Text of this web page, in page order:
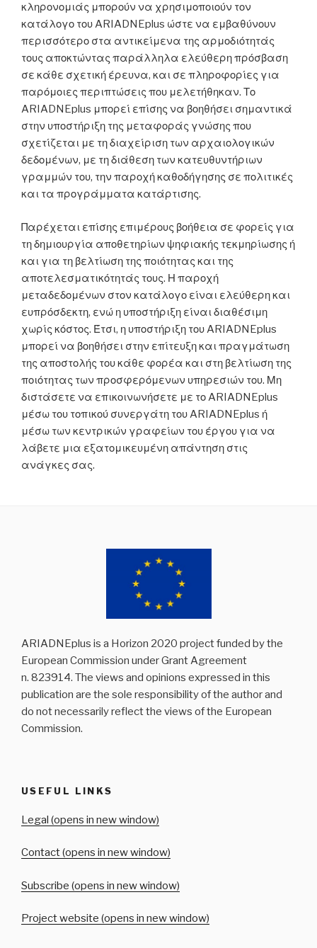
κληρονομιάς μπορούν να χρησιμοποιούν τον
κατάλογο του ARIADNEplus ώστε να εμβαθύνουν
περισσότερο στα αντικείμενα της αρμοδιότητάς
τους αποκτώντας παράλληλα ελεύθερη πρόσβαση
σε κάθε σχετική έρευνα, και σε πληροφορίες για
παρόμοιες περιπτώσεις που μελετήθηκαν. Το
ARIADNEplus μπορεί επίσης να βοηθήσει σημαντικά
στην υποστήριξη της μεταφοράς γνώσης που
σχετίζεται με τη διαχείριση των αρχαιολογικών
δεδομένων, με τη διάθεση των κατευθυντήριων
γραμμών του, την παροχή καθοδήγησης σε πολιτικές
και τα προγράμματα κατάρτισης.
Παρέχεται επίσης επιμέρους βοήθεια σε φορείς για
τη δημιουργία αποθετηρίων ψηφιακής τεκμηρίωσης ή
και για τη βελτίωση της ποιότητας και της
αποτελεσματικότητάς τους. Η παροχή
μεταδεδομένων στον κατάλογο είναι ελεύθερη και
ευπρόσδεκτη, ενώ η υποστήριξη είναι διαθέσιμη
χωρίς κόστος. Έτσι, η υποστήριξη του ARIADNEplus
μπορεί να βοηθήσει στην επίτευξη και πραγμάτωση
της αποστολής του κάθε φορέα και στη βελτίωση της
ποιότητας των προσφερόμενων υπηρεσιών του. Μη
διστάσετε να επικοινωνήσετε με το ARIADNEplus
μέσω του τοπικού συνεργάτη του ARIADNEplus ή
μέσω των κεντρικών γραφείων του έργου για να
λάβετε μια εξατομικευμένη απάντηση στις
ανάγκες σας.
ARIADNEplus is a Horizon 2020 project funded by the
European Commission under Grant Agreement
n. 823914. The views and opinions expressed in this
publication are the sole responsibility of the author and
do not necessarily reflect the views of the European
Commission.
USEFUL LINKS
Legal (opens in new window)
Contact (opens in new window)
Subscribe (opens in new window)
Project website (opens in new window)